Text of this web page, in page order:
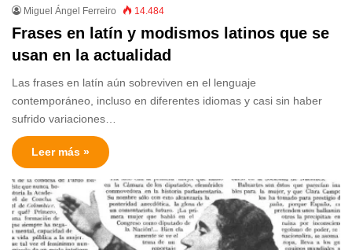
Miguel Ángel Ferreiro 14.484
Frases en latín y modismos latinos que se
usan en la actualidad
Las frases en latín aún sobreviven en el lenguaje
contemporáneo, incluso en diferentes idiomas y casi sin haber
sufrido variaciones…
Leer más »